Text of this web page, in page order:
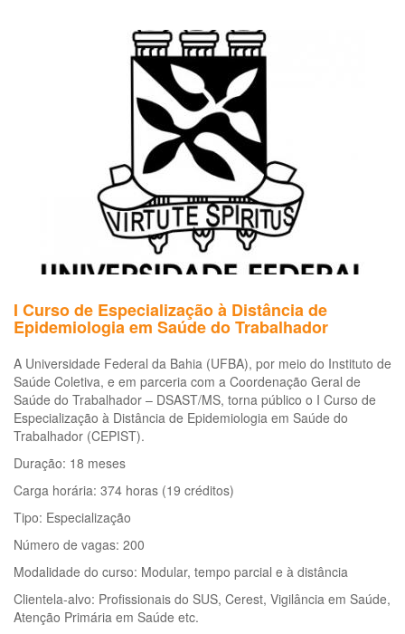
I Curso de Especialização à Distância de
Epidemiologia em Saúde do Trabalhador
A Universidade Federal da Bahia (UFBA), por meio do Instituto de
Saúde Coletiva, e em parceria com a Coordenação Geral de
Saúde do Trabalhador – DSAST/MS, torna público o I Curso de
Especialização à Distância de Epidemiologia em Saúde do
Trabalhador (CEPIST).
Duração: 18 meses
Carga horária: 374 horas (19 créditos)
Tipo: Especialização
Número de vagas: 200
Modalidade do curso: Modular, tempo parcial e à distância
Clientela-alvo: Profissionais do SUS, Cerest, Vigilância em Saúde,
Atenção Primária em Saúde etc.